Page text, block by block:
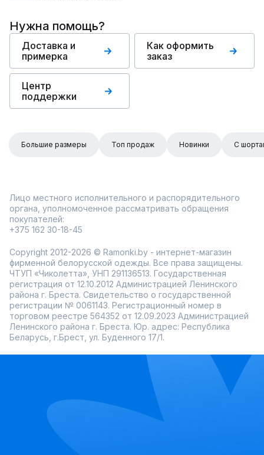
Нужна помощь?
Доставка и
примерка
Как оформить
заказ
Центр
поддержки
Большие размеры Топ продаж Новинки С
Лицо местного исполнительного и распорядительного
органа, уполномоченное рассматривать обращения
покупателей:
+375 162 30-18-45
Copyright 2012-2026 © Ramonki.by - интернет-магазин
фирменной белорусской одежды. Все права защищены.
ЧТУП «Чиколетта», УНП 291136513. Государственная
регистрация от 12.10.2012 Администрацией Ленинского
района г. Бреста. Свидетельство о государственной
регистрации № 0061143. Регистрационный номер в
торговом реестре 564352 от 12.09.2023 Администрацией
Ленинского района г. Бреста. Юр. адрес: Республика
Беларусь, г.Брест, ул. Буденного 17/1.